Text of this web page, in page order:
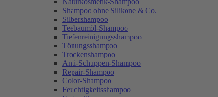
Naturkosmetik-Shampoo
Shampoo ohne Silikone & Co.
Silbershampoo
Teebaumöl-Shampoo
Tiefenreinigungsshampoo
Tönungsshampoo
Trockenshampoo
Anti-Schuppen-Shampoo
Repair-Shampoo
Color-Shampoo
Feuchtigkeitsshampoo